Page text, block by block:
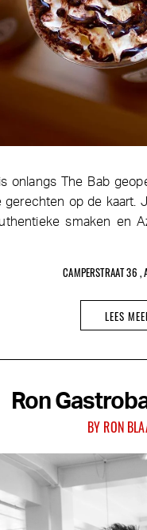
onlangs The Bab
gerechten op de kaart.
smaken en
CAMPERSTRAAT 36 ,
LEES
Ron
BY RON